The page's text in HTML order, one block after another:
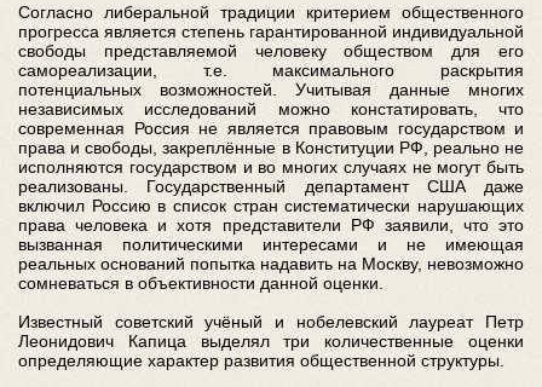
Согласно либеральной традиции критерием общественного
прогресса является степень гарантированной индивидуальной
свободы представляемой человеку обществом для его
самореализации, т.е. максимального раскрытия
потенциальных возможностей. Учитывая данные многих
независимых исследований можно констатировать, что
современная Россия не является правовым государством и
права и свободы, закреплённые в Конституции РФ, реально не
исполняются государством и во многих случаях не могут быть
реализованы. Государственный департамент США даже
включил Россию в список стран систематически нарушающих
права человека и хотя представители РФ заявили, что это
вызванная политическими интересами и не имеющая
реальных оснований попытка надавить на Москву, невозможно
сомневаться в объективности данной оценки.
Известный советский учёный и нобелевский лауреат Петр
Леонидович Капица выделял три количественные оценки
определяющие характер развития общественной структуры.